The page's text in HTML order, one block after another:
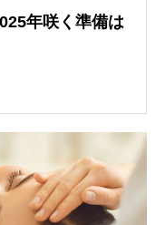
年咲く準備は